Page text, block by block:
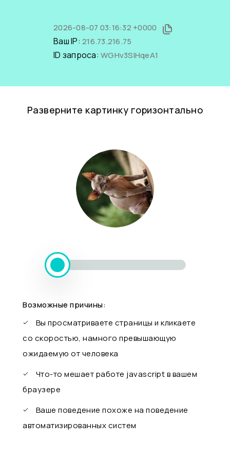
2026-08-07 03:16:32 +0000
Ваш IP: 216.73.216.75
ID запроса: WGHv3SIHqeA1
Разверните картинку горизонтально
Возможные причины:
Вы просматриваете страницы и кликаете
со скоростью, намного превышающую
ожидаемую от человека
Что-то мешает работе javascript в вашем
браузере
Ваше поведение похоже на поведение
автоматизированных систем